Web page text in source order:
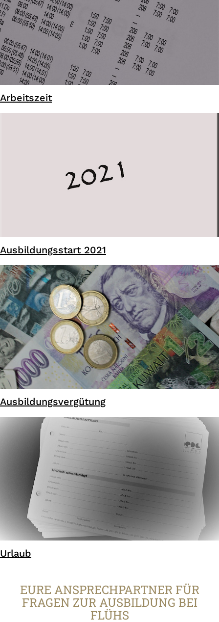
Arbeitszeit
Ausbildungsstart 2021
Ausbildungsvergütung
Urlaub
EURE ANSPRECHPARTNER FÜR
FRAGEN ZUR AUSBILDUNG BEI
FLÜHS